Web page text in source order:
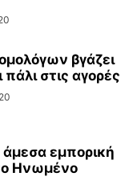
βγάζει
στις αγορές
εμπορική
Ηνωμένο